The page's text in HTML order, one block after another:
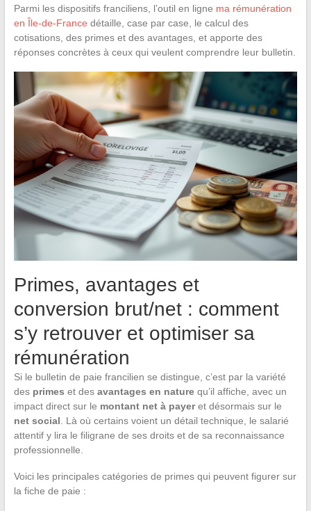
Parmi les dispositifs franciliens, l’outil en ligne ma rémunération
en Île-de-France détaille, case par case, le calcul des
cotisations, des primes et des avantages, et apporte des
réponses concrètes à ceux qui veulent comprendre leur bulletin.
Primes, avantages et
conversion brut/net : comment
s’y retrouver et optimiser sa
rémunération
Si le bulletin de paie francilien se distingue, c’est par la variété
des primes et des avantages en naturequ’il affiche, avec un
impact direct sur le montant net à payeret désormais sur le
net social . Là où certains voient un détail technique, le salarié
attentif y lira le filigrane de ses droits et de sa reconnaissance
professionnelle.
Voici les principales catégories de primes qui peuvent figurer sur
la fiche de paie :